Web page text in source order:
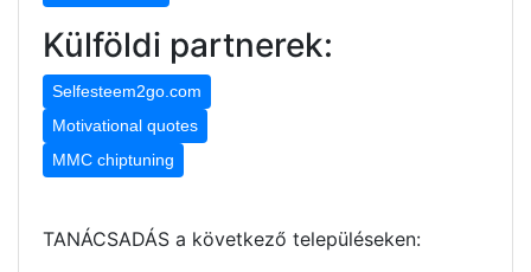
Külföldi partnerek:
Selfesteem2go.com
Motivational quotes
MMC chiptuning
TANÁCSADÁS a következő településeken: